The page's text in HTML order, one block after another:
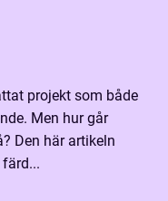
projekt som både
Men hur går
Den här artikeln